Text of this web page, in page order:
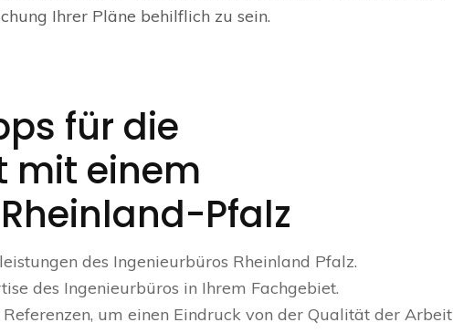
Ihrer Pläne behilflich zu sein.
für die
mit einem
Pfalz
des Ingenieurbüros Rheinland Pfalz.
des Ingenieurbüros in Ihrem Fachgebiet.
um einen Eindruck von der Qualität der Arbeit